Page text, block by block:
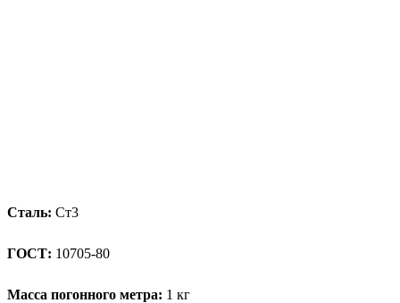
Сталь: Ст3
ГОСТ: 10705-80
Масса погонного метра: 1 кг